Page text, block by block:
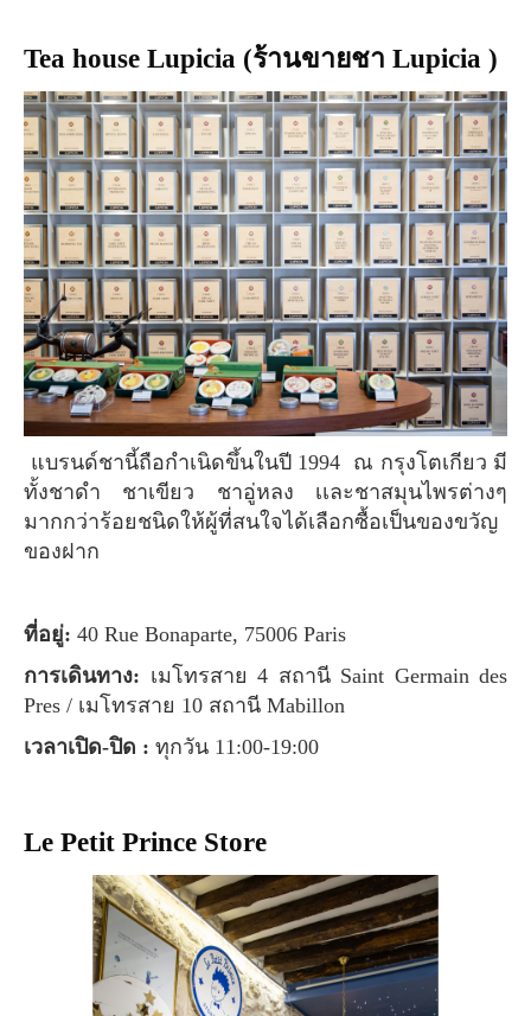
Tea house Lupicia (ร้านขายชา Lupicia )
แบรนด์ชานี้ถือกำเนิดขึ้นในปี 1994 ณ กรุงโตเกียว มี
ทั้งชาดำ ชาเขียว ชาอู่หลง เเละชาสมุนไพรต่างๆ
มากกว่าร้อยชนิดให้ผู้ที่สนใจได้เลือกซื้อเป็นของขวัญ
ของฝาก
ที่อยู่: 40 Rue Bonaparte, 75006 Paris
การเดินทาง: เมโทรสาย 4 สถานี Saint Germain des
Pres / เมโทรสาย 10 สถานี Mabillon
เวลาเปิด-ปิด : ทุกวัน 11:00-19:00
Le Petit Prince Store